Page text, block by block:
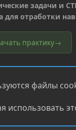
задачи и
для отработки
практику→
® © 2010-2026
файлы
использовать